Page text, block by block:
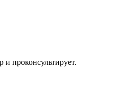
проконсультирует.